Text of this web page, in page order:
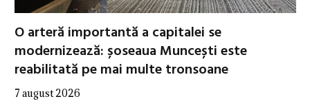
O arteră importantă a capitalei se
modernizează: șoseaua Muncești este
reabilitată pe mai multe tronsoane
7 august 2026